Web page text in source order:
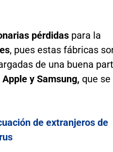
pérdidas para la
, pues estas fábricas
de una buena
y Samsung, que se
de extranjeros de